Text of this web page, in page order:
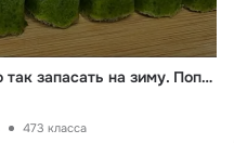
Даже не думала, что лук надо так запасать на зиму. Попробовала и теперь сама так делаю каждый год
473 класса